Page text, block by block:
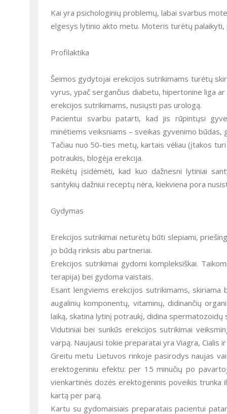
Kai yra psichologinių problemų, labai svarbus
elgesys lytinio akto metu. Moteris turėtų
Profilaktika
Šeimos gydytojai erekcijos sutrikimams turėtų
vyrus, ypač sergančius diabetu, hipertonine liga
erekcijos sutrikimams, nusiųsti pas urologą.
Pacientui svarbu patarti, kad jis rūpintųsi
minėtiems veiksniams – sveikas gyvenimo būdas,
Tačiau nuo 50-ties metų, kartais vėliau (įtakos
potraukis, blogėja erekcija.
Reikėtų įsidėmėti, kad kuo dažnesni lytiniai
santykių dažniui receptų nėra, kiekviena pora
Gydymas
Erekcijos sutrikimai neturėtų būti slepiami,
jo būdą rinksis abu partneriai.
Erekcijos sutrikimai gydomi kompleksiškai.
terapija) bei gydoma vaistais.
Esant lengviems erekcijos sutrikimams,
augalinių komponentų, vitaminų, didinančių
laiką, skatina lytinį potraukį, didina spermatozoidų
Vidutiniai bei sunkūs erekcijos sutrikimai
varpą. Naujausi tokie preparatai yra Viagra, Cialis
Greitu metu Lietuvos rinkoje pasirodys naujas vaistas "Spedra". Avanafilis pasižymi ypač greita poveikio pradžia ir
erektogeniniu efektu: per 15 minučių po
vienkartinės dozės erektogeninis poveikis
kartą per parą.
Kartu su gydomaisiais preparatais pacientui